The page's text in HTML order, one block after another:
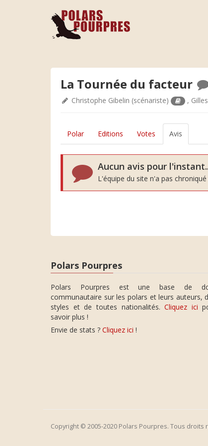
La Tournée du facteur
Christophe Gibelin (scénariste) ,
Polar Editions Votes Avis
Aucun avis pour
L'équipe du site n'a pas
Polars Pourpres
Polars Pourpres est une base de
communautaire sur les polars et leurs auteurs,
styles et de toutes nationalités.Cliquez ici
savoir plus !
Envie de stats ? Cliquez ici !
Copyright © 2005-2020 Polars Pourpres. Tous droits